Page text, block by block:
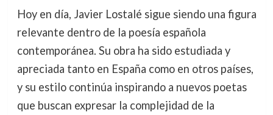
Hoy en día, Javier Lostalé sigue siendo una figura
relevante dentro de la poesía española
contemporánea. Su obra ha sido estudiada y
apreciada tanto en España como en otros países,
y su estilo continúa inspirando a nuevos poetas
que buscan expresar la complejidad de la